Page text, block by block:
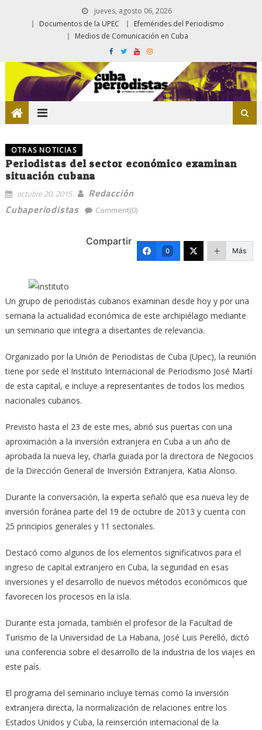
jueves, agosto 06, 2026
Documentos de la UPEC
Efemérides del Periodismo
Medios de Comunicación en Cuba
OTRAS NOTICIAS
Periodistas del sector económico examinan
situación cubana
octubre 20, 2015
Redacción
Cubaperiodistas
Comment(0)
Compartir
0 Más
Un grupo de periodistas cubanos examinan desde hoy y por una
semana la actualidad económica de este archipiélago mediante
un seminario que integra a disertantes de relevancia.
Organizado por la Unión de Periodistas de Cuba (Upec), la reunión
tiene por sede el Instituto Internacional de Periodismo José Martí
de esta capital, e incluye a representantes de todos los medios
nacionales cubanos.
Previsto hasta el 23 de este mes, abrió sus puertas con una
aproximación a la inversión extranjera en Cuba a un año de
aprobada la nueva ley, charla guiada por la directora de Negocios
de la Dirección General de Inversión Extranjera, Katia Alonso.
Durante la conversación, la experta señaló que esa nueva ley de
inversión foránea parte del 19 de octubre de 2013 y cuenta con
25 principios generales y 11 sectoriales.
Destacó como algunos de los elementos significativos para el
ingreso de capital extranjero en Cuba, la seguridad en esas
inversiones y el desarrollo de nuevos métodos económicos que
favorecen los procesos en la isla.
Durante esta jornada, también el profesor de la Facultad de
Turismo de la Universidad de La Habana, José Luis Perelló, dictó
una conferencia sobre el desarrollo de la industria de los viajes en
este país.
El programa del seminario incluye temas como la inversión
extranjera directa, la normalización de relaciones entre los
Estados Unidos y Cuba, la reinserción internacional de la